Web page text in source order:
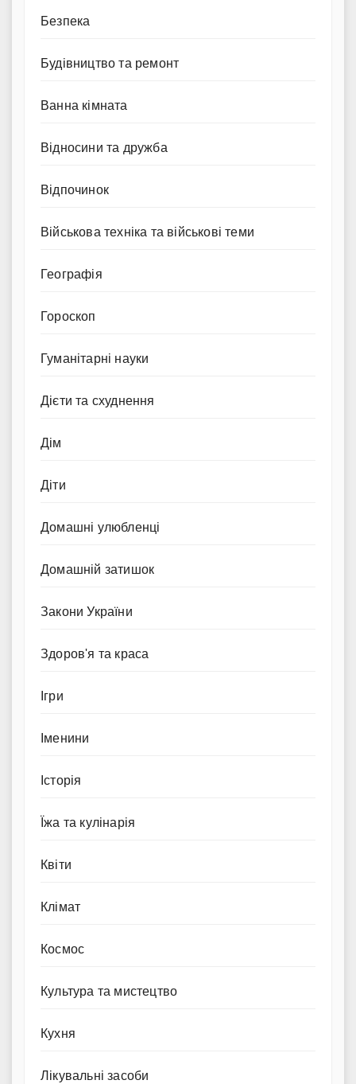
Безпека
Будівництво та ремонт
Ванна кімната
Відносини та дружба
Відпочинок
Військова техніка та військові теми
Географія
Гороскоп
Гуманітарні науки
Дієти та схуднення
Дім
Діти
Домашні улюбленці
Домашній затишок
Закони України
Здоров'я та краса
Ігри
Іменини
Історія
Їжа та кулінарія
Квіти
Клімат
Космос
Культура та мистецтво
Кухня
Лікувальні засоби